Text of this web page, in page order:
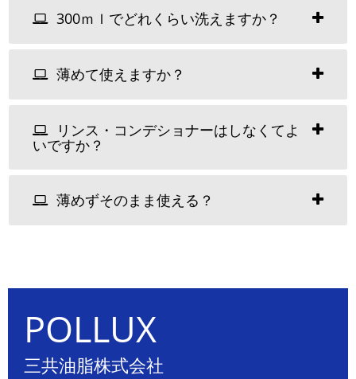
300ｍｌでどれくらい洗えますか？
薄めて使えますか？
リンス・コンデショナーはしなくてよ
いですか？
薄めずそのまま使える？
POLLUX
三共油脂株式会社